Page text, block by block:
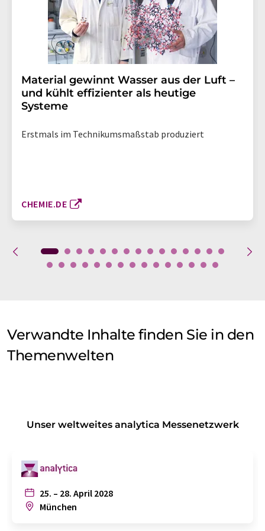
Material gewinnt Wasser aus der Luft –
und kühlt effizienter als heutige
Systeme
Erstmals im Technikumsmaßstab produziert
CHEMIE.DE
Verwandte Inhalte finden Sie in den
Themenwelten
Unser weltweites analytica Messenetzwerk
25. – 28. April 2028
München